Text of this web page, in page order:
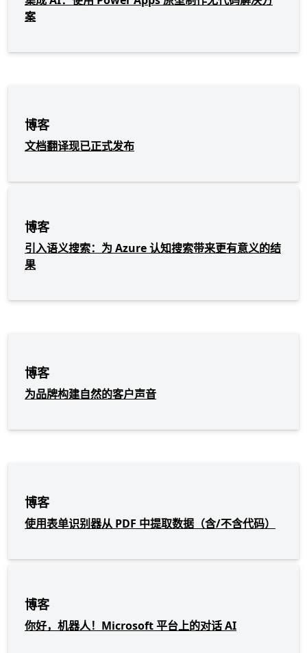
案
博客
文档翻译现已正式发布
博客
引入语义搜索：为 Azure 认知搜索带来更有意义的结
果
博客
为品牌构建自然的客户声音
博客
使用表单识别器从 PDF 中提取数据（含/不含代码）
博客
你好，机器人！Microsoft 平台上的对话 AI